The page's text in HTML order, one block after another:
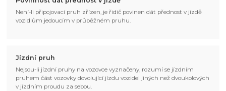
Není-li připojovací pruh zřízen, je řidič povinen dát přednost v jízdě
vozidlům jedoucím v průběžném pruhu.
Jízdní pruh
Nejsou-li jízdní pruhy na vozovce vyznačeny, rozumí se jízdním
pruhem část vozovky dovolující jízdu vozidel jiných než dvoukolových
v jízdním proudu za sebou.